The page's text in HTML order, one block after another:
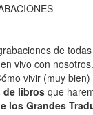
de
en vivo con
vivir (muy
de libros que
los Grandes